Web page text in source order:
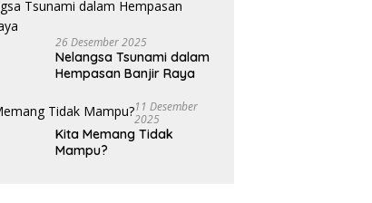
26 Desember 2025
Nelangsa Tsunami dalam
Hempasan Banjir Raya
11 Desember
2025
Kita Memang Tidak
Mampu?